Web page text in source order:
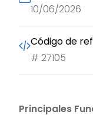
Principales
10/06/2026
Código de
# 27105